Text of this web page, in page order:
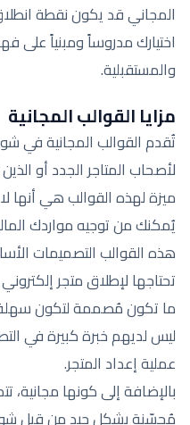
المجاني قد يكون نقطة
اختيارك مدروساً ومبنياً على
والمستقبلية.
مزايا القوالب المجانية
تُقدم القوالب المجانية في
لأصحاب المتاجر الجدد أو
ميزة لهذه القوالب هي أنها
يُمكنك من توجيه مواردك
هذه القوالب التصميمات
تحتاجها لإطلاق متجر
ما تكون مُصممة لتكون سهلة
ليس لديهم خبرة كبيرة في
عملية إعداد المتجر.
بالإضافة إلى كونها مجانية،
مُحسّنة بشكل جيد من قبل